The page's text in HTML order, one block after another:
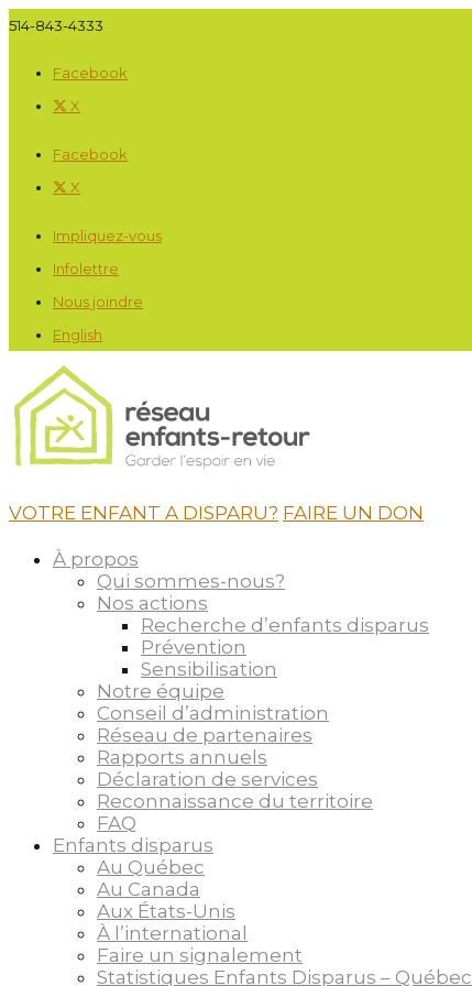
514-843-4333
Facebook
X
Facebook
X
Impliquez-vous
Infolettre
Nous joindre
English
VOTRE ENFANT A DISPARU? FAIRE UN DON
À propos
Qui sommes-nous?
Nos actions
Recherche d’enfants disparus
Prévention
Sensibilisation
Notre équipe
Conseil d’administration
Réseau de partenaires
Rapports annuels
Déclaration de services
Reconnaissance du territoire
FAQ
Enfants disparus
Au Québec
Au Canada
Aux États-Unis
À l’international
Faire un signalement
Statistiques Enfants Disparus – Québec